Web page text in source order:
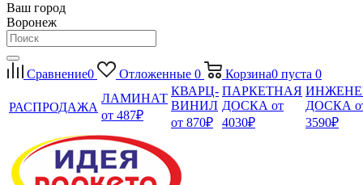
Ваш город
Воронеж
Сравнение0 Отложенные 0 Корзина0 пуста 0
РАСПРОДАЖА
ЛАМИНАТ
от 487₽
КВАРЦ-
ВИНИЛ
от 870₽
ПАРКЕТНАЯ
ДОСКА от
4030₽
ДОСКА
3590₽